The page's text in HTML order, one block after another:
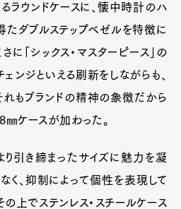
ラウンドケースに、懐中時計のハ
たダブルステップベゼルを特徴に
に「シックス・マスターピース」の
ンジといえる刷新をしながらも、
れもブランドの精神の象徴だから
ケースが加わった。
り引き締まったサイズに魅力を凝
く、抑制によって個性を表現して
の上でステンレス・スチールケース